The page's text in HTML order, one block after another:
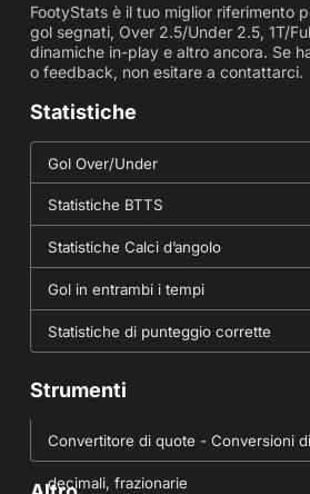
FootyStats è il tuo miglior riferimento
gol segnati, Over 2.5/Under 2.5, 1T/
dinamiche in-play e altro ancora. Se
o feedback, non esitare a contattarci.
Statistiche
Gol Over/Under
Statistiche BTTS
Statistiche Calci d’angolo
Gol in entrambi i tempi
Statistiche di punteggio corrette
Strumenti
Convertitore di quote - Conversioni
decimali, frazionarie